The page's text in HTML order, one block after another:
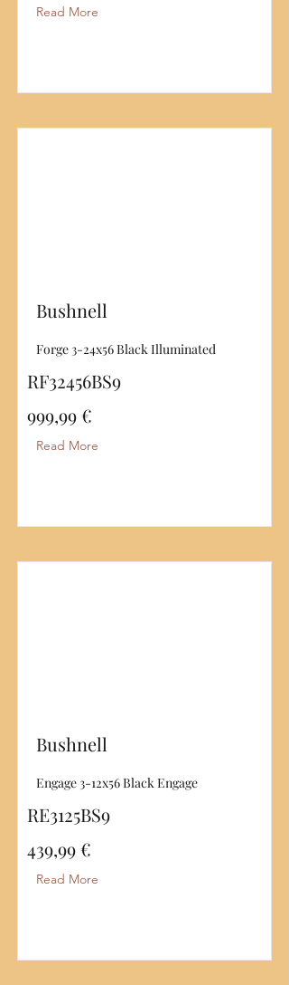
Read More
Bushnell
Forge 3-24x56 Black Illuminated
RF32456BS9
999,99 €
Read More
Bushnell
Engage 3-12x56 Black Engage
RE3125BS9
439,99 €
Read More